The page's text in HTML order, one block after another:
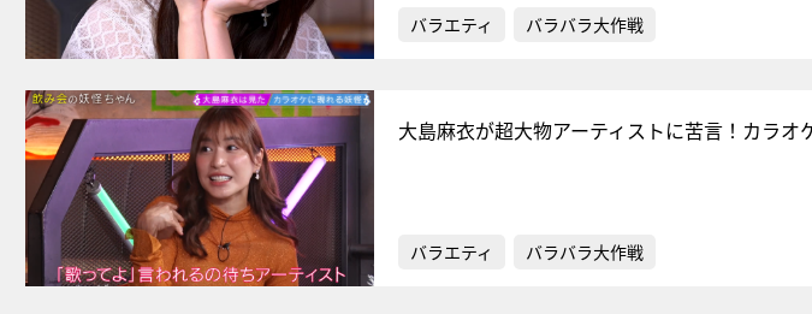
バラエティ バラバラ大作戦
大島麻衣が超大物アーティストに苦言！カラオ
バラエティ バラバラ大作戦